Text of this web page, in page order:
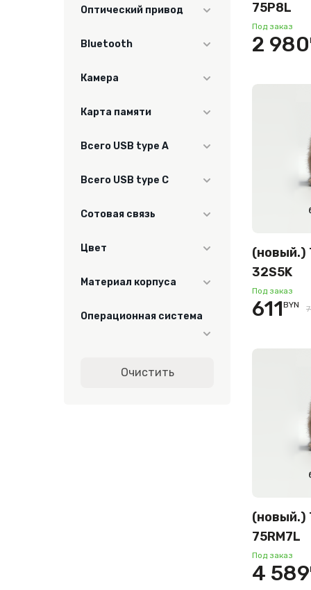
55"
Оптический привод
Нет
Bluetooth
Камера
Карта памяти
Да
Всего USB type A
Нет
Всего USB type C
Сотовая связь
Цвет
белый
графитовый
Материал корпуса
Операционная система
Android
Очистить
75P8L
Под заказ
2 980
(новый.)
32S5K
Под заказ
611BYN
(новый.)
75RM7L
Под заказ
4 589